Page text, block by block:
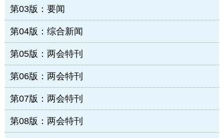
第03版：要闻
第04版：综合新闻
第05版：两会特刊
第06版：两会特刊
第07版：两会特刊
第08版：两会特刊